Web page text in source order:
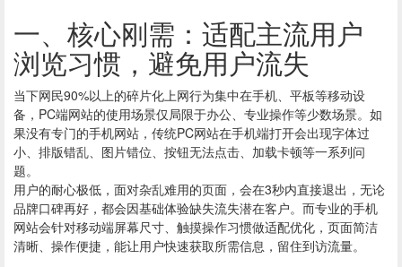
一、核心刚需：适配主流用户
浏览习惯，避免用户流失
当下网民90%以上的碎片化上网行为集中在手机、平板等移动设
备，PC端网站的使用场景仅局限于办公、专业操作等少数场景。如
果没有专门的手机网站，传统PC网站在手机端打开会出现字体过
小、排版错乱、图片错位、按钮无法点击、加载卡顿等一系列问
题。
用户的耐心极低，面对杂乱难用的页面，会在3秒内直接退出，无论
品牌口碑再好，都会因基础体验缺失流失潜在客户。而专业的手机
网站会针对移动端屏幕尺寸、触摸操作习惯做适配优化，页面简洁
清晰、操作便捷，能让用户快速获取所需信息，留住到访流量。